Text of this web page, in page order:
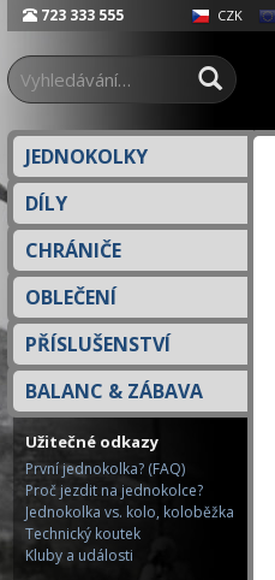
723 333 555 CZK
JEDNOKOLKY
DÍLY
CHRÁNIČE
OBLEČENÍ
PŘÍSLUŠENSTVÍ
BALANC & ZÁBAVA
Užitečné odkazy
První jednokolka? (FAQ)
Proč jezdit na jednokolce?
Jednokolka vs. kolo, koloběžka
Technický koutek
Kluby a události